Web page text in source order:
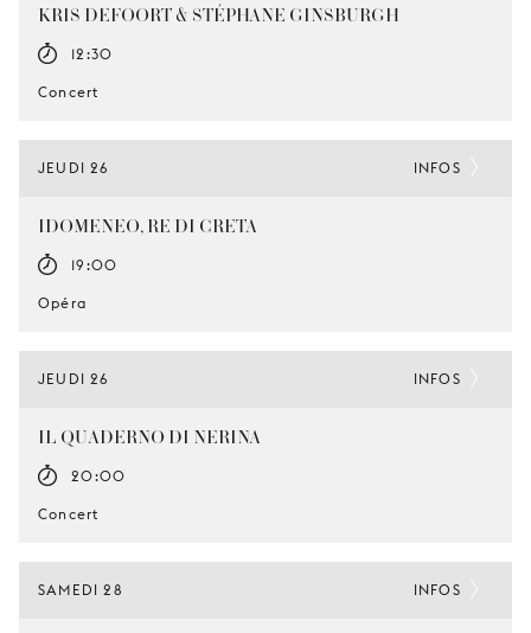
KRIS DEFOORT & STÉPHANE GINSBURGH
12:30
Concert
JEUDI 26
IDOMENEO, RE DI CRETA
19:00
Opéra
INFOS
JEUDI 26
IL QUADERNO DI NERINA
20:00
Concert
INFOS
SAMEDI 28 INFOS